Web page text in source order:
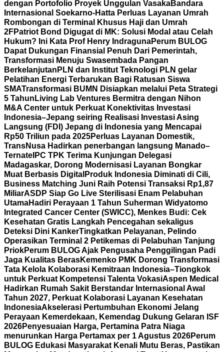
dengan Portofolio Proyek Unggulan VasakaBandara
Internasional Soekarno-Hatta Perluas Layanan Umrah
Rombongan di Terminal Khusus Haji dan Umrah
2FPatriot Bond Digugat di MK: Solusi Modal atau Celah
Hukum? Ini Kata Prof Henry IndragunaPerum BULOG
Dapat Dukungan Finansial Penuh Dari Pemerintah,
Transformasi Menuju Swasembada Pangan
Berkelanjutan PLN dan Institut Teknologi PLN gelar
Pelatihan Energi Terbarukan Bagi Ratusan Siswa
SMATransformasi BUMN Disiapkan melalui Peta Strategi
5 Tahun Living Lab Ventures Bermitra dengan Nihon
M&A Center untuk Perkuat Konektivitas Investasi
Indonesia–Jepang seiring Realisasi Investasi Asing
Langsung (FDI) Jepang di Indonesia yang Mencapai
Rp50 Triliun pada 2025Perluas Layanan Domestik,
TransNusa Hadirkan penerbangan langsung Manado–
Ternate IPC TPK Terima Kunjungan Delegasi
Madagaskar, Dorong Modernisasi Layanan Bongkar
Muat Berbasis Digital Produk Indonesia Diminati di Cili,
Business Matching Juni Raih Potensi Transaksi Rp1,87
MiliarASDP Siap Go Live Sterilisasi Enam Pelabuhan
UtamaHadiri Perayaan 1 Tahun Suherman Widyatomo
Integrated Cancer Center (SWICC), Menkes Budi: Cek
Kesehatan Gratis Langkah Pencegahan sekaligus
Deteksi Dini KankerTingkatkan Pelayanan, Pelindo
Operasikan Terminal 2 Petikemas di Pelabuhan Tanjung
PriokPerum BULOG Ajak Pengusaha Penggilingan Padi
Jaga Kualitas BerasKemenko PMK Dorong Transformasi
Tata Kelola Kolaborasi Kemitraan Indonesia–Tiongkok
untuk Perkuat Kompetensi Talenta VokasiAspen Medical
Hadirkan Rumah Sakit Berstandar Internasional Awal
Tahun 2027, Perkuat Kolaborasi Layanan Kesehatan
IndonesiaAkselerasi Pertumbuhan Ekonomi Jelang
Perayaan Kemerdekaan, Kemendag Dukung Gelaran ISF
2026Penyesuaian Harga, Pertamina Patra Niaga
menurunkan Harga Pertamax per 1 Agustus 2026Perum
BULOG Edukasi Masyarakat Kenali Mutu Beras, Pastikan